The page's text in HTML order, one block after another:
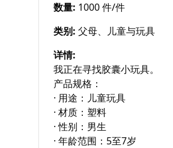
数量: 1000 件/件
类别: 父母、儿童与玩具
详情:
我正在寻找胶囊小玩具。
产品规格：
· 用途：儿童玩具
· 材质：塑料
· 性别：男生
· 年龄范围：5至7岁